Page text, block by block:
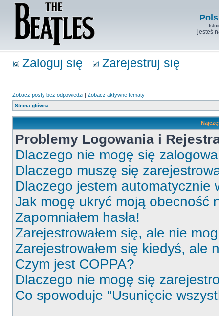
jesteś
Zaloguj się Zarejestruj się
Zobacz posty bez odpowiedzi | Zobacz aktywne tematy
Strona główna
Problemy Logowania i
Dlaczego nie mogę się
Dlaczego muszę się
Dlaczego jestem automatycznie
Jak mogę ukryć moją obecność
Zapomniałem hasła!
Zarejestrowałem się, ale nie
Zarejestrowałem się kiedyś, ale
Czym jest COPPA?
Dlaczego nie mogę się
Co spowoduje "Usunięcie